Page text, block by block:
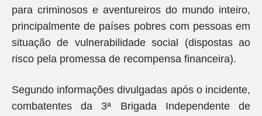
para criminosos e aventureiros do mundo inteiro,
principalmente de países pobres com pessoas em
situação de vulnerabilidade social (dispostas ao
risco pela promessa de recompensa financeira).
Segundo informações divulgadas após o incidente,
combatentes da 3ª Brigada Independente de